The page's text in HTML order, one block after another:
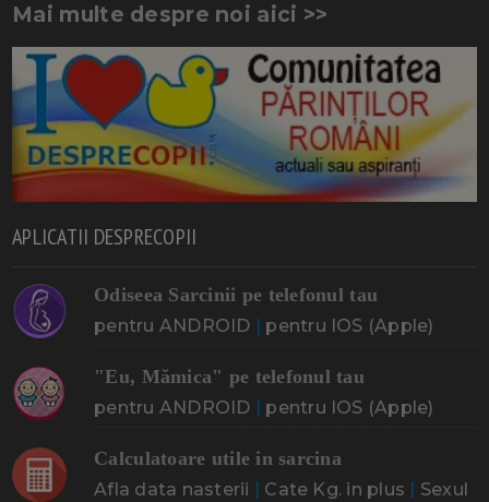
Mai multe despre noi aici >>
APLICATII DESPRECOPII
Odiseea Sarcinii pe telefonul tau
pentru ANDROID | pentru IOS (Apple)
"Eu, Mămica" pe telefonul tau
pentru ANDROID | pentru IOS (Apple)
Calculatoare utile in sarcina
Afla data nasterii | Cate Kg. in plus | Sexul